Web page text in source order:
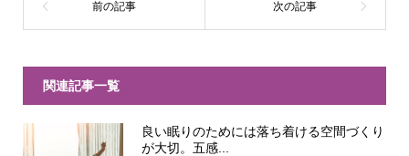
関連記事一覧
良い眠りのためには落ち着ける空間づくり
が大切。五感...